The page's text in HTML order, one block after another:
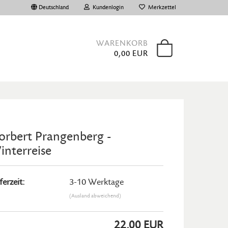
Deutschland Kundenlogin
erstellen
Merkzettel
WARENKORB
0,00 EUR
Prangenberg -
3-10 Werktage
(Ausland abweichend)